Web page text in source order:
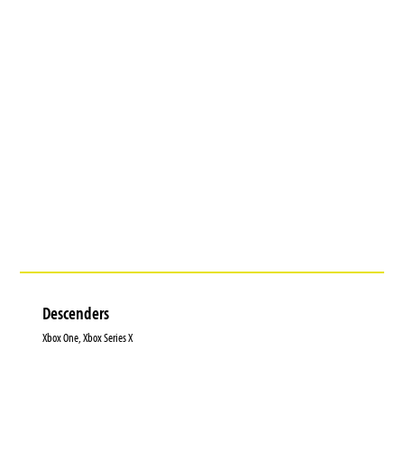
Descenders
Xbox One, Xbox Series X